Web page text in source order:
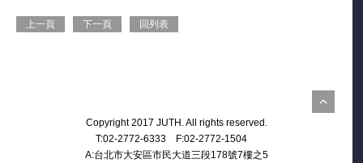
上一頁 下一頁 回列表
Copyright 2017 JUTH. All rights reserved.
T:02-2772-6333 F:02-2772-1504
A:台北市大安區市民大道三段178號7樓之5